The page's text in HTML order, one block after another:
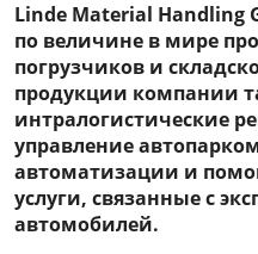
Linde Material Handling
по величине в мире
погрузчиков и
продукции компании
интралогистические
управление
автоматизации и
услуги, связанные с
автомобилей.